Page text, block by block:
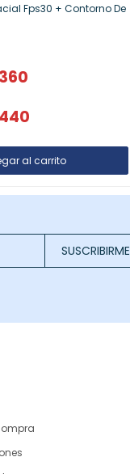
Fps30 + Contorno De
SUSCRIBIRME